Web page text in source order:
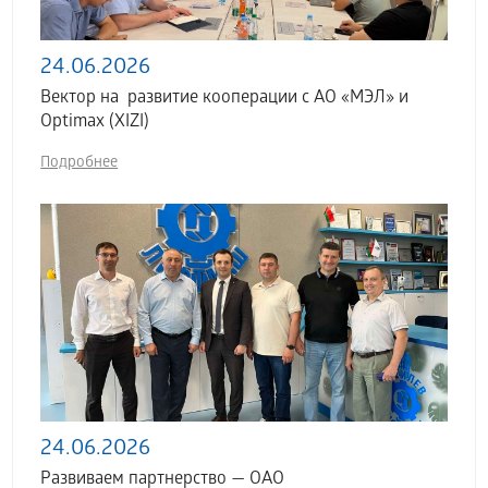
24.06.2026
Вектор на развитие кооперации с АО «МЭЛ» и
Optimax (XIZI)
Подробнее
24.06.2026
Развиваем партнерство — ОАО